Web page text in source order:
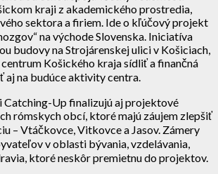
kraji z akademického prostredia,
sektora a firiem. Ide o kľúčový projekt
na východe Slovenska. Iniciatíva
budovy na Strojárenskej ulici v Košiciach,
Košického kraja sídliť a finančná
aj na budúce aktivity centra.
Catching-Up finalizujú aj projektové
rómskych obcí, ktoré majú záujem zlepšiť
– Vtáčkovce, Vitkovce a Jasov. Zámery
v oblasti bývania, vzdelávania,
ktoré neskôr premietnu do projektov.